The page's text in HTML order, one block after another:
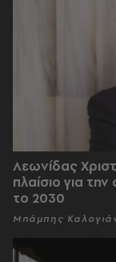
Λεωνίδας
πλαίσιο για
το 2030
Μπάμπης